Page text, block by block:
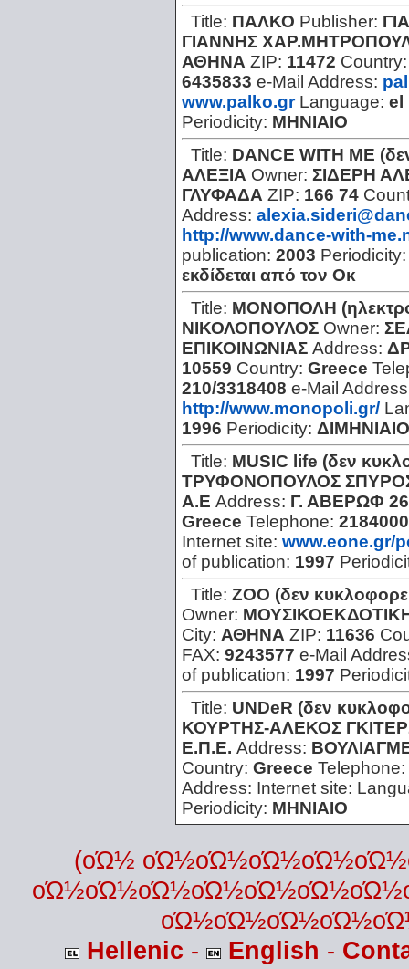
Title: ΠΑΛΚΟ Publisher:
ΓΙΑΝΝΗΣ
ΑΘΗΝΑ ZIP: 11472
6435833 e-Mail Address:
www.palko.gr Language: el
Periodicity: ΜΗΝΙΑΙΟ
Title: DANCE WITH ME
ΑΛΕΞΙΑ Owner: ΣΙΔΕΡΗ
ΓΛΥΦΑΔΑ ZIP: 166 74
Address:
http://www.dance-with-
publication: 2003
εκδίδεται από τον Οκ
Title: ΜΟΝΟΠΟΛΗ
ΝΙΚΟΛΟΠΟΥΛΟΣ Owner:
ΕΠΙΚΟΙΝΩΝΙΑΣ Address:
10559 Country: Greece
210/3318408 e-Mail
http://www.monopoli.gr/
1996 Periodicity: ΔΙΜΗΝΙΑΙΟ
Title: MUSIC life (δεν
ΤΡΥΦΟΝΟΠΟΥΛΟΣ
Α.Ε Address: Γ. ΑΒΕΡΩΦ
Greece Telephone: 2184000
Internet site: www.eone.gr/
of publication: 1997
Title: ZOO (δεν
Owner:
City: ΑΘΗΝΑ ZIP: 11636
FAX: 9243577 e-Mail
of publication: 1997
Title: UNDeR (δεν
ΚΟΥΡΤΗΣ-ΑΛΕΚΟΣ
Ε.Π.Ε. Address:
Country: Greece Telephone:
Address: Internet site:
Periodicity: ΜΗΝΙΑΙΟ
(οΏ½
Hellenic - English -